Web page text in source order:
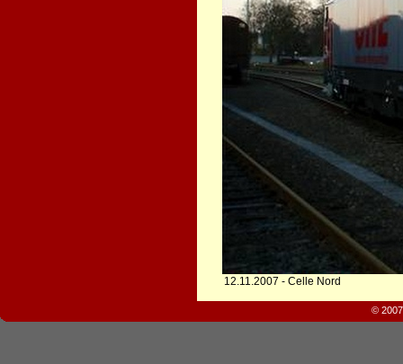
12.11.2007 - Celle Nord
©